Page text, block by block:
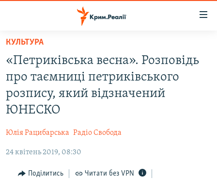
Перейти
основного
матеріалу
Перейти
до
основної
Перейти
до
ВОДА.КРИМ
ВІДЕО ТА ФОТО
ПОЛІТИКА
ПОГЛЯД
ІНТЕРВ'Ю
ВСЕ ЗА ДЕНЬ
КУЛЬТУРА
«Петриківська весна». Розповідь
про таємниці петриківського
розпису, який відзначений
ЮНЕСКО
Юлія Рацибарська Радіо Свобода
24 квітень 2019, 08:30
Поділитись Читати без VPN